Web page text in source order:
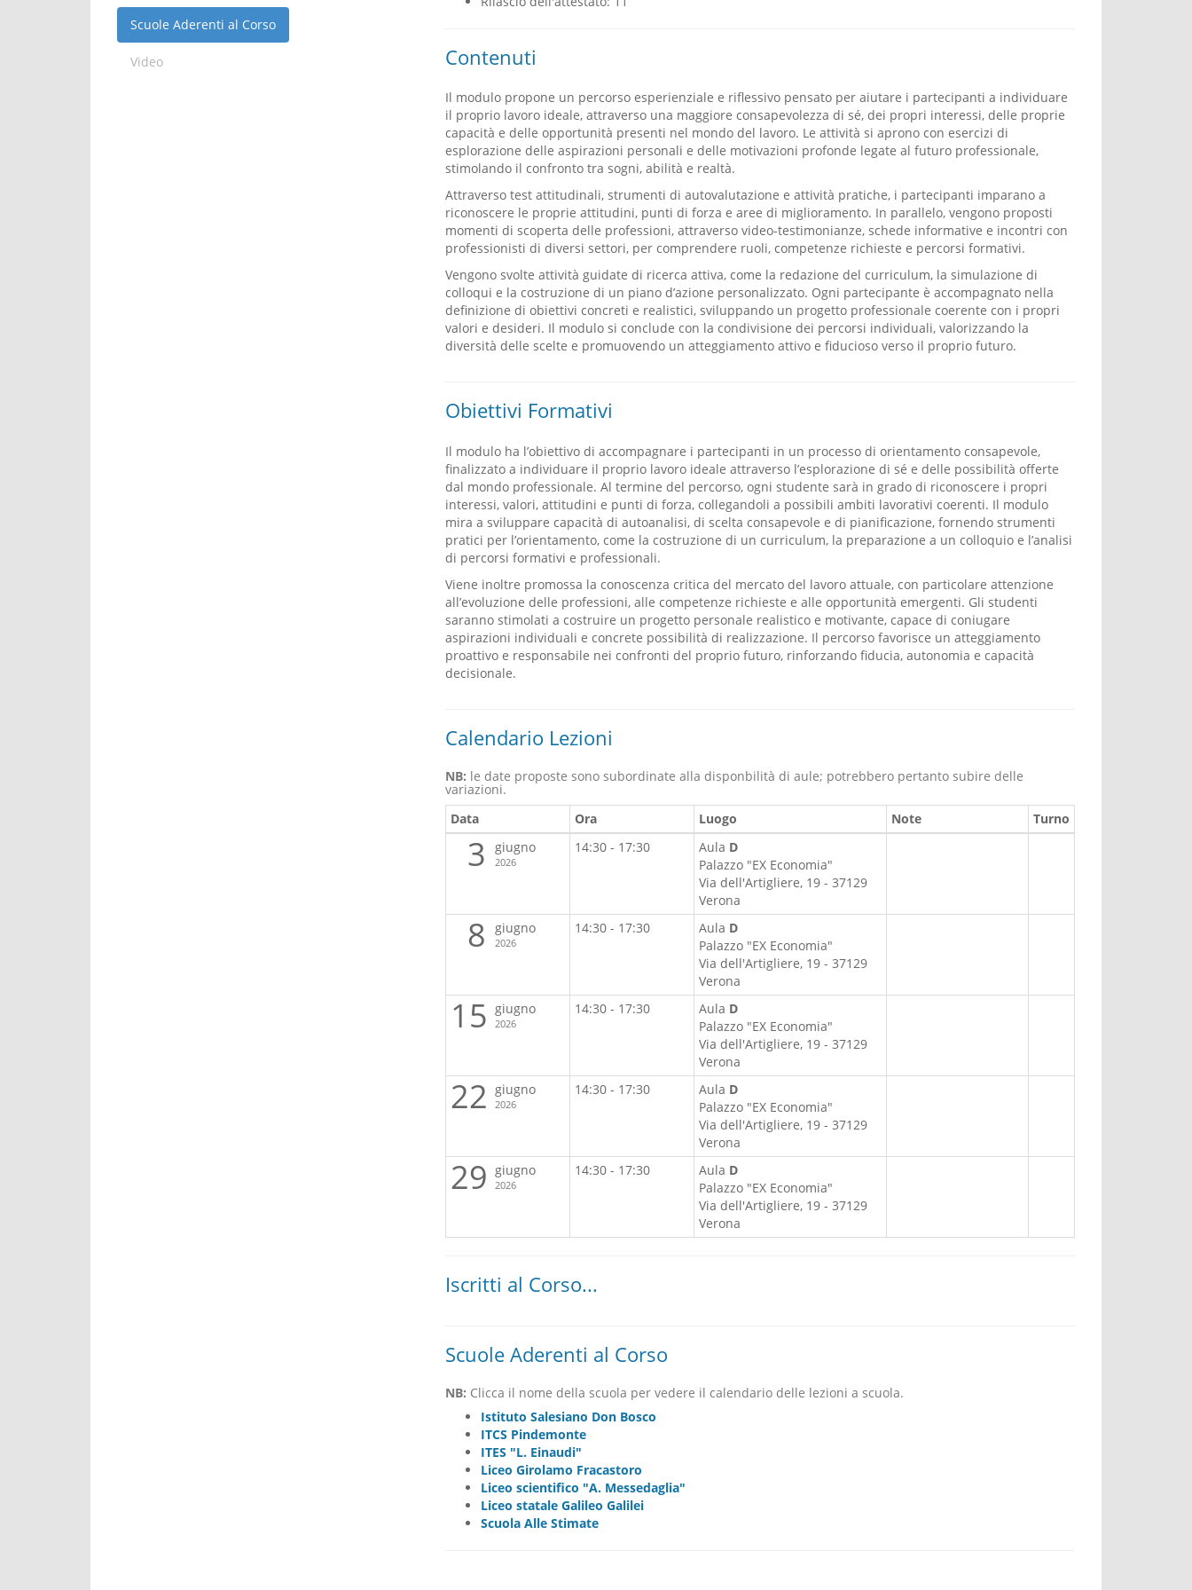
Scuole Aderenti al Corso
Video Contenuti
Il modulo propone un percorso esperienziale e riflessivo pensato per aiutare i partecipanti a individuare
il proprio lavoro ideale, attraverso una maggiore consapevolezza di sé, dei propri interessi, delle proprie
capacità e delle opportunità presenti nel mondo del lavoro. Le attività si aprono con esercizi di
esplorazione delle aspirazioni personali e delle motivazioni profonde legate al futuro professionale,
stimolando il confronto tra sogni, abilità e realtà.
Attraverso test attitudinali, strumenti di autovalutazione e attività pratiche, i partecipanti imparano a
riconoscere le proprie attitudini, punti di forza e aree di miglioramento. In parallelo, vengono proposti
momenti di scoperta delle professioni, attraverso video-testimonianze, schede informative e incontri con
professionisti di diversi settori, per comprendere ruoli, competenze richieste e percorsi formativi.
Vengono svolte attività guidate di ricerca attiva, come la redazione del curriculum, la simulazione di
colloqui e la costruzione di un piano d’azione personalizzato. Ogni partecipante è accompagnato nella
definizione di obiettivi concreti e realistici, sviluppando un progetto professionale coerente con i propri
valori e desideri. Il modulo si conclude con la condivisione dei percorsi individuali, valorizzando la
diversità delle scelte e promuovendo un atteggiamento attivo e fiducioso verso il proprio futuro.
Obiettivi Formativi
Il modulo ha l’obiettivo di accompagnare i partecipanti in un processo di orientamento consapevole,
finalizzato a individuare il proprio lavoro ideale attraverso l’esplorazione di sé e delle possibilità offerte
dal mondo professionale. Al termine del percorso, ogni studente sarà in grado di riconoscere i propri
interessi, valori, attitudini e punti di forza, collegandoli a possibili ambiti lavorativi coerenti. Il modulo
mira a sviluppare capacità di autoanalisi, di scelta consapevole e di pianificazione, fornendo strumenti
pratici per l’orientamento, come la costruzione di un curriculum, la preparazione a un colloquio e l’analisi
di percorsi formativi e professionali.
Viene inoltre promossa la conoscenza critica del mercato del lavoro attuale, con particolare attenzione
all’evoluzione delle professioni, alle competenze richieste e alle opportunità emergenti. Gli studenti
saranno stimolati a costruire un progetto personale realistico e motivante, capace di coniugare
aspirazioni individuali e concrete possibilità di realizzazione. Il percorso favorisce un atteggiamento
proattivo e responsabile nei confronti del proprio futuro, rinforzando fiducia, autonomia e capacità
decisionale.
Calendario Lezioni
NB: le date proposte sono subordinate alla disponbilità di aule; potrebbero pertanto subire delle
variazioni.
Data
Ora Luogo Note Turno
3 giugno
2026
14:30 - 17:30 Aula D
Palazzo "EX Economia"
Via dell'Artigliere, 19 - 37129
Verona
8 giugno
2026
14:30 - 17:30 Aula D
Palazzo "EX Economia"
Via dell'Artigliere, 19 - 37129
Verona
15 giugno
2026
14:30 - 17:30 Aula D
Palazzo "EX Economia"
Via dell'Artigliere, 19 - 37129
Verona
22 giugno
2026
14:30 - 17:30 Aula D
Palazzo "EX Economia"
Via dell'Artigliere, 19 - 37129
Verona
29 giugno
2026
14:30 - 17:30 Aula D
Palazzo "EX Economia"
Via dell'Artigliere, 19 - 37129
Verona
Iscritti al Corso...
Scuole Aderenti al Corso
NB: Clicca il nome della scuola per vedere il calendario delle lezioni a scuola.
Istituto Salesiano Don Bosco
ITCS Pindemonte
ITES "L. Einaudi"
Liceo Girolamo Fracastoro
Liceo scientifico "A. Messedaglia"
Liceo statale Galileo Galilei
Scuola Alle Stimate